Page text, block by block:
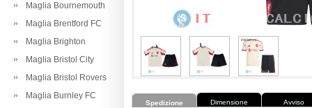
Maglia Bournemouth
Maglia Brentford FC
Maglia Brighton
Maglia Bristol City
Maglia Bristol Rovers
Maglia Burnley FC
Spedizione Dimensione Avviso